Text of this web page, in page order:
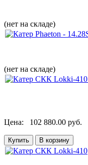
(нет на складе)
(нет на складе)
Цена: 102 880.00 руб.